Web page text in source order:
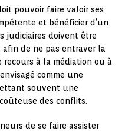
pouvoir faire valoir ses
et bénéficier d’un
judiciaires doivent être
afin de ne pas entraver la
recours à la médiation ou à
comme une
souvent une
des conflits.
de se faire assister